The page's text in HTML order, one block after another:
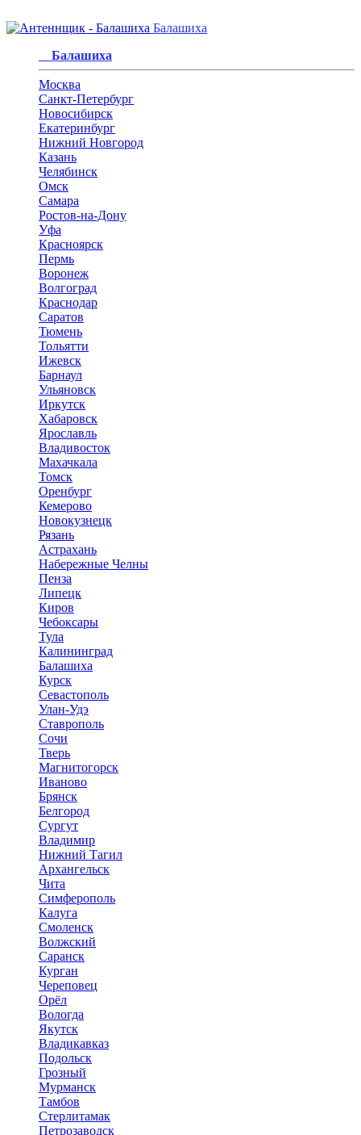
Балашиха
Балашиха
Москва
Санкт-Петербург
Новосибирск
Екатеринбург
Нижний Новгород
Казань
Челябинск
Омск
Самара
Ростов-на-Дону
Уфа
Красноярск
Пермь
Воронеж
Волгоград
Краснодар
Саратов
Тюмень
Тольятти
Ижевск
Барнаул
Ульяновск
Иркутск
Хабаровск
Ярославль
Владивосток
Махачкала
Томск
Оренбург
Кемерово
Новокузнецк
Рязань
Астрахань
Набережные Челны
Пенза
Липецк
Киров
Чебоксары
Тула
Калининград
Балашиха
Курск
Севастополь
Улан-Удэ
Ставрополь
Сочи
Тверь
Магнитогорск
Иваново
Брянск
Белгород
Сургут
Владимир
Нижний Тагил
Архангельск
Чита
Симферополь
Калуга
Смоленск
Волжский
Саранск
Курган
Череповец
Орёл
Вологда
Якутск
Владикавказ
Подольск
Грозный
Мурманск
Тамбов
Стерлитамак
Петрозаводск